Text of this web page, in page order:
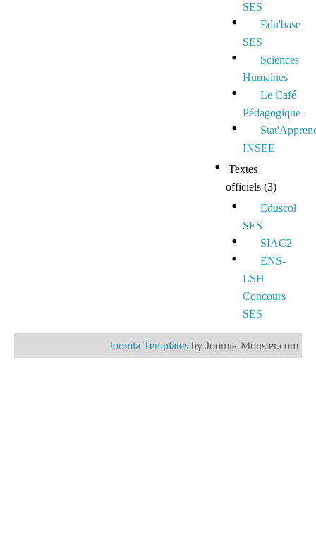
SES
Edu'base
SES
Sciences
Humaines
Le Café
Pédagogique
INSEE
Textes
officiels (3)
Eduscol
SES
SIAC2
ENS-
LSH
Concours
SES
Joomla Templates by Joomla-Monster.com